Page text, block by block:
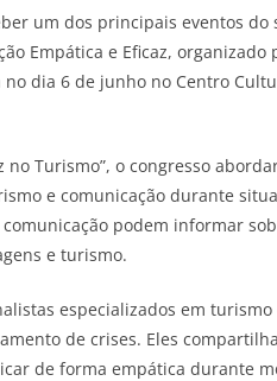
um dos principais eventos do
Empática e Eficaz,
dia 6 de junho no Centro
no Turismo”, o congresso
e comunicação durante
podem informar
e turismo.
especializados em
de crises. Eles
de forma empática durante